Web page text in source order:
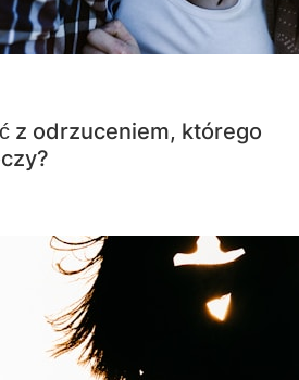
z odrzuceniem, którego